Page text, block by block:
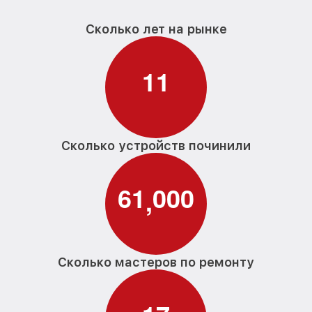
Сколько лет на рынке
11
Сколько устройств починили
61,000
Сколько мастеров по ремонту